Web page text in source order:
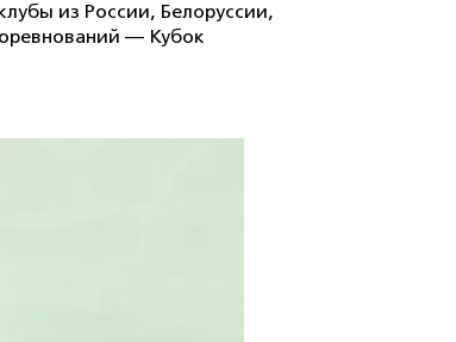
из России, Белоруссии,
— Кубок